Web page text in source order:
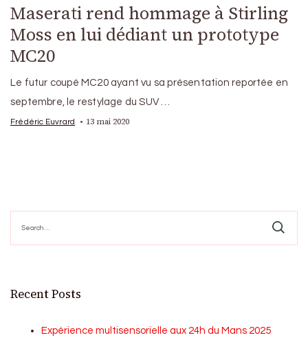
Maserati rend hommage à Stirling
Moss en lui dédiant un prototype
MC20
Le futur coupé MC20 ayant vu sa présentation reportée en
septembre, le restylage du SUV …
Frédéric Euvrard 13 mai 2020
for:
Recent Posts
Expérience multisensorielle aux 24h du Mans 2025